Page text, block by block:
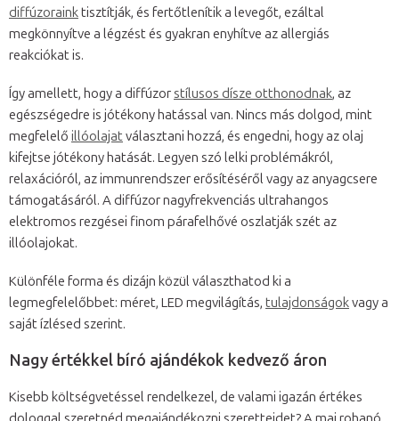
diffúzorainktisztítják, és fertőtlenítik a levegőt, ezáltal
megkönnyítve a légzést és gyakran enyhítve az allergiás
reakciókat is.
Így amellett, hogy a diffúzorstílusos dísze otthonodnak, az
egészségedre is jótékony hatással van. Nincs más dolgod, mint
megfelelő illóolajatválasztani hozzá, és engedni, hogy az olaj
kifejtse jótékony hatását. Legyen szó lelki problémákról,
relaxációról, az immunrendszer erősítéséről vagy az anyagcsere
támogatásáról. A diffúzor nagyfrekvenciás ultrahangos
elektromos rezgései finom párafelhővé oszlatják szét az
illóolajokat.
Különféle forma és dizájn közül választhatod ki a
legmegfelelőbbet: méret, LED megvilágítás, tulajdonságokvagy a
saját ízlésed szerint.
Nagy értékkel bíró ajándékok kedvező áron
Kisebb költségvetéssel rendelkezel, de valami igazán értékes